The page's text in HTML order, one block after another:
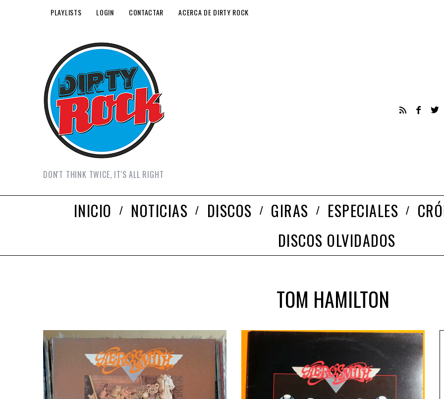
PLAYLISTS LOGIN CONTACTAR ACERCA DE DIRTY ROCK
DON'T THINK TWICE, IT'S ALL RIGHT
INICIO NOTICIAS DISCOS GIRAS ESPECIALES
DISCOS OLVIDADOS
TOM HAMILTON